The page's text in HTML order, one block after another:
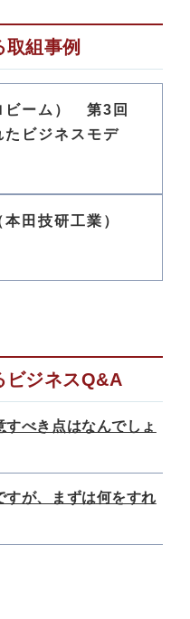
組事例
ビーム） 第3回
たビジネスモデ
本田技研工業）
ビジネスQ&A
べき点はなんでしょ
すが、まずは何をすれ